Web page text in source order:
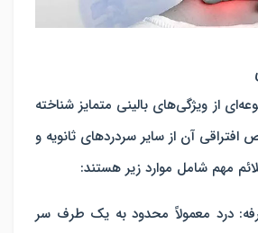
از ویژگی‌های بالینی متمایز شناخته
آن از سایر سردردهای ثانویه و
مهم شامل موارد زیر هستند:
: درد معمولاً محدود به یک طرف سر